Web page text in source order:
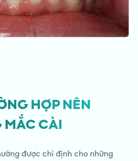
HỢP NÊN
MẮC CÀI
được chỉ định cho những